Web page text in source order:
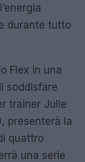
durante tutto
Flex in una
soddisfare
trainer Julie
presenterà la
quattro
una serie